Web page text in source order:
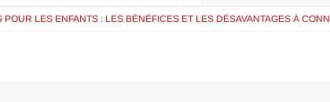
POUR LES ENFANTS : LES BÉNÉFICES ET LES DÉSAVANTAGES À